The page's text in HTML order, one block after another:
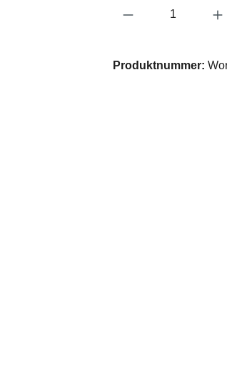
Produkt
Produktnummer: